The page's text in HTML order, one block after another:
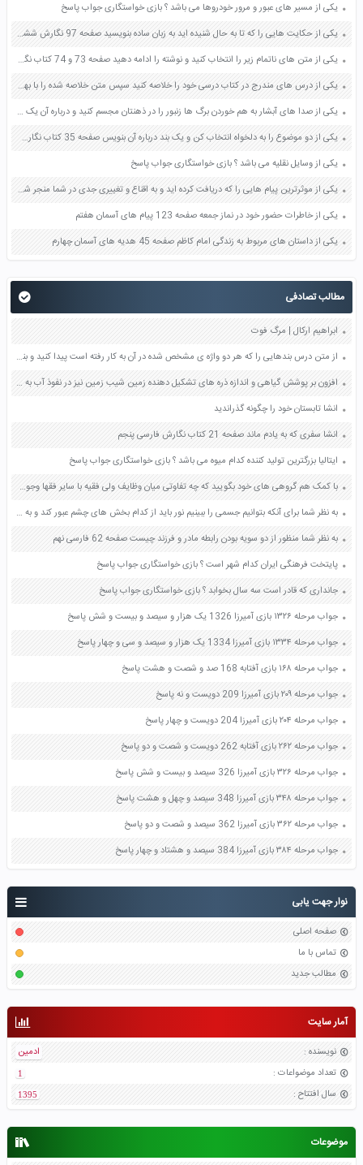
نوار جهت یابی
صفحه اصلی
تماس با ما
مطالب جدید
آمار سایت
نویسنده :
ادمین
تعداد موضواعات :
1
سال افتتاح :
1395
موضوعات
یکی از مسیر های عبور و مرور خودروها می باشد ؟ بازی خواستگاری جواب پاسخ
یکی از حکایت هایی را که تا به حال شنیده اید به زبان ساده بنویسید صفحه 97 نگارش ششم دبستان
یکی از متن های ناتمام زیر را انتخاب کنید و نوشته را ادامه دهید صفحه 73 و 74 کتاب نگارش فارسی پنجم دبستان
یکی از درس های مندرج در کتاب درسی خود را خلاصه کنید سپس متن خلاصه شده را با بهره گیری از روش های دسته بندی نمودار جدول نقشه مفهومی نشان دهید صفحه 118 نگارش یازدهم
یکی از صدا های آبشار به هم خوردن برگ ها زنبور را در ذهنتان مجسم کنید و درباره آن یک بند بنویسید صفحه 11 نگارش پنجم
یکی از دو موضوع را به دلخواه انتخاب کن و یک بند درباره آن بنویس صفحه 35 کتاب نگارش فارسی سوم
یکی از وسایل نقلیه می باشد ؟ بازی خواستگاری جواب پاسخ
یکی از موثرترین پیام هایی را که دریافت کرده اید و به اقناع و تغییری جدی در شما منجر شده است برسی کنید و علت این تاثیر گذاری قابل توجه را بنویسید صفحه 52 تفکر و سواد رسانه ای دهم
یکی از خاطرات حضور خود در نماز جمعه صفحه 123 پیام های آسمان هفتم
یکی از داستان های مربوط به زندگی امام کاظم صفحه 45 هدیه های آسمان چهارم
مطالب تصادفی
ابراهیم ارکال | مرگ فوت
از متن درس بندهایی را که هر دو واژه ی مشخص شده در آن به کار رفته است پیدا کنید و بنویسید صفحه 99 نگارش ششم
افزون بر پوشش گیاهی و اندازه ذره های تشکیل دهنده زمین شیب زمین نیز در نفوذ آب به درون زمین تاثیر دارد چگونه صفحه 56 علوم هفتم
انشا تابستان خود را چگونه گذراندید
انشا سفری که به یادم ماند صفحه 21 کتاب نگارش فارسی پنجم
ایتالیا بزرگترین تولید کننده کدام میوه می باشد ؟ بازی خواستگاری جواب پاسخ
با کمک هم گروهی های خود بگویید که چه تفاوتی میان وظایف ولی فقیه با سایر فقها وجود دارد صفحه 58 پیام های آسمان نهم
به نظر شما برای آنکه بتوانیم جسمی را ببینیم نور باید از کدام بخش های چشم عبور کند و به پرده ی شبکیه برسد؟ صفحه 46 علوم پنجم
به نظر شما منظور از دو سویه بودن رابطه مادر و فرزند چیست صفحه 62 فارسی نهم
پایتخت فرهنگی ایران کدام شهر است ؟ بازی خواستگاری جواب پاسخ
جانداری که قادر است سه سال بخوابد ؟ بازی خواستگاری جواب پاسخ
جواب مرحله ۱۳۲۶ بازی آمیرزا 1326 یک هزار و سیصد و بیست و شش پاسخ
جواب مرحله ۱۳۳۴ بازی آمیرزا 1334 یک هزار و سیصد و سی و چهار پاسخ
جواب مرحله ۱۶۸ بازی آفتابه 168 صد و شصت و هشت پاسخ
جواب مرحله ۲۰۹ بازی آمیرزا 209 دویست و نه پاسخ
جواب مرحله ۲۰۴ بازی آمیرزا 204 دویست و چهار پاسخ
جواب مرحله ۲۶۲ بازی آفتابه 262 دویست و شصت و دو پاسخ
جواب مرحله ۳۲۶ بازی آمیرزا 326 سیصد و بیست و شش پاسخ
جواب مرحله ۳۴۸ بازی آمیرزا 348 سیصد و چهل و هشت پاسخ
جواب مرحله ۳۶۲ بازی آمیرزا 362 سیصد و شصت و دو پاسخ
جواب مرحله ۳۸۴ بازی آمیرزا 384 سیصد و هشتاد و چهار پاسخ